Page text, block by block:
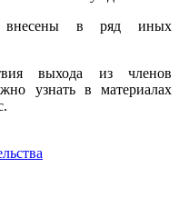
внесены в ряд иных
выхода из членов
узнать в материалах